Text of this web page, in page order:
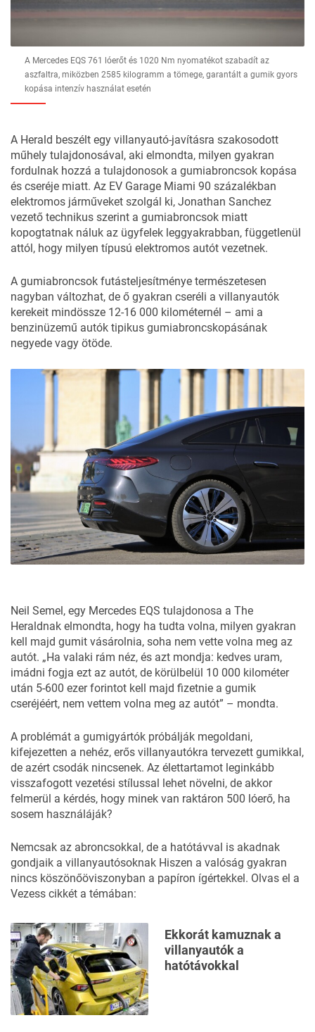
A Mercedes EQS 761 lóerőt és 1020 Nm nyomatékot szabadít az
aszfaltra, miközben 2585 kilogramm a tömege, garantált a gumik gyors
kopása intenzív használat esetén
A Herald beszélt egy villanyautó-javításra szakosodott
műhely tulajdonosával, aki elmondta, milyen gyakran
fordulnak hozzá a tulajdonosok a gumiabroncsok kopása
és cseréje miatt. Az EV Garage Miami 90 százalékban
elektromos járműveket szolgál ki, Jonathan Sanchez
vezető technikus szerint a gumiabroncsok miatt
kopogtatnak náluk az ügyfelek leggyakrabban, függetlenül
attól, hogy milyen típusú elektromos autót vezetnek.
A gumiabroncsok futásteljesítménye természetesen
nagyban változhat, de ő gyakran cseréli a villanyautók
kerekeit mindössze 12-16 000 kilométernél – ami a
benzinüzemű autók tipikus gumiabroncskopásának
negyede vagy ötöde.
Neil Semel, egy Mercedes EQS tulajdonosa a The
Heraldnak elmondta, hogy ha tudta volna, milyen gyakran
kell majd gumit vásárolnia, soha nem vette volna meg az
autót. „Ha valaki rám néz, és azt mondja: kedves uram,
imádni fogja ezt az autót, de körülbelül 10 000 kilométer
után 5-600 ezer forintot kell majd fizetnie a gumik
cseréjéért, nem vettem volna meg az autót” – mondta.
A problémát a gumigyártók próbálják megoldani,
kifejezetten a nehéz, erős villanyautókra tervezett gumikkal,
de azért csodák nincsenek. Az élettartamot leginkább
visszafogott vezetési stílussal lehet növelni, de akkor
felmerül a kérdés, hogy minek van raktáron 500 lóerő, ha
sosem használáják?
Nemcsak az abroncsokkal, de a hatótávval is akadnak
gondjaik a villanyautósoknak Hiszen a valóság gyakran
nincs köszönőöviszonyban a papíron ígértekkel. Olvas el a
Vezess cikkét a témában:
Ekkorát kamuznak a
villanyautók a
hatótávokkal